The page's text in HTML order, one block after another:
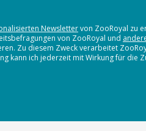
Newslettervon ZooRoyal zu
von ZooRoyal und
Zu diesem Zweck verarbeitet
kann ich jederzeit mit Wirkung für